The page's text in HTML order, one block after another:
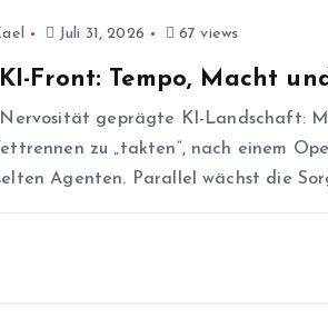
Juli 31, 2026 67 views
Front: Tempo, Macht
geprägte KI-Landschaft:
zu „takten“, nach einem
Agenten. Parallel wächst die